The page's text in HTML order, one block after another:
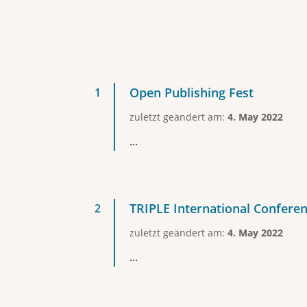
Open Publishing Fest
zuletzt geändert am: 4. May 2022
...
TRIPLE International
zuletzt geändert am: 4. May 2022
...